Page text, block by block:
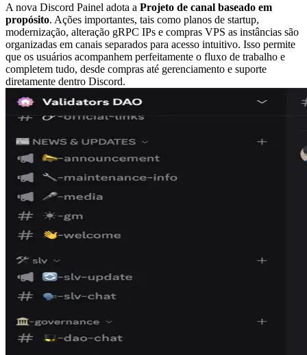
A nova Discord Painel adota a Projeto de canal baseado em
propósito. Ações importantes, tais como planos de startup,
modernização, alteração gRPC IPs e compras VPS as instâncias são
organizadas em canais separados para acesso intuitivo. Isso permite
que os usuários acompanhem perfeitamente o fluxo de trabalho e
completem tudo, desde compras até gerenciamento e suporte
diretamente dentro Discord.